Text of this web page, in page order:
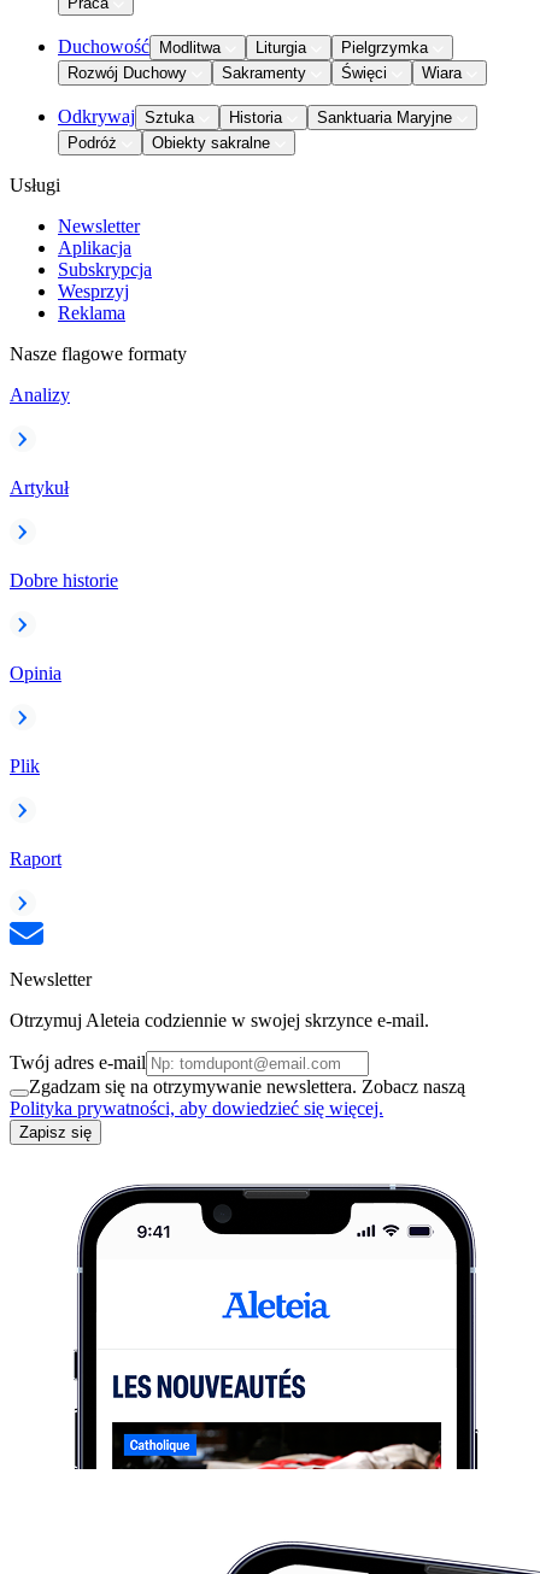
Duchowość Modlitwa Liturgia
Pielgrzymka
Rozwój Duchowy
Sakramenty Święci Wiara
Odkrywaj Sztuka Historia
Sanktuaria Maryjne
Podróż
Obiekty sakralne
Usługi
Newsletter
Aplikacja
Subskrypcja
Wesprzyj
Reklama
Nasze flagowe formaty
Analizy
Artykuł
Dobre historie
Opinia
Plik
Raport
Newsletter
Otrzymuj Aleteia codziennie w swojej skrzynce e-mail.
Twój adres e-mail
Zgadzam się na otrzymywanie newslettera. Zobacz naszą
Polityka prywatności, aby dowiedzieć się więcej.
Zapisz się